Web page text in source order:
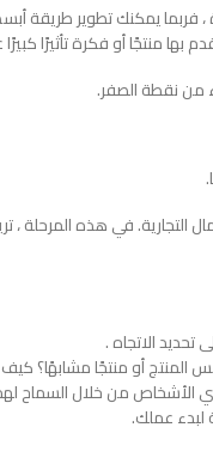
يمكنك تطوير طريقة
بها منتجًا أو فكرة تأثيرًا
من نقطة الصفر.
في هذه المرحلة ،
أو منتجًا مشابهًا؟
من خلال السماح لهم
لبدء عملك.